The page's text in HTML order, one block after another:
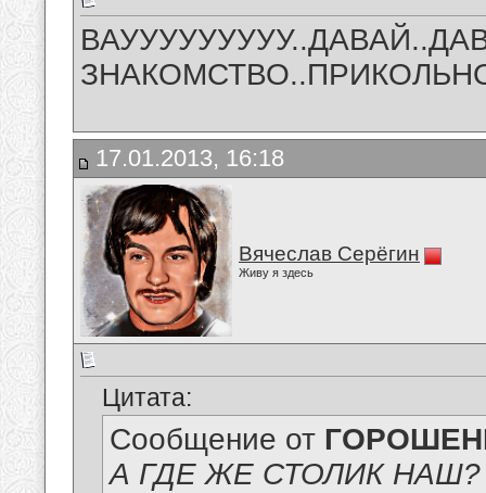
17.01.2013, 16:18
Вячеслав Серёгин
Живу я здесь
Цитата:
Сообщение от
А ГДЕ ЖЕ СТОЛИК НАШ?